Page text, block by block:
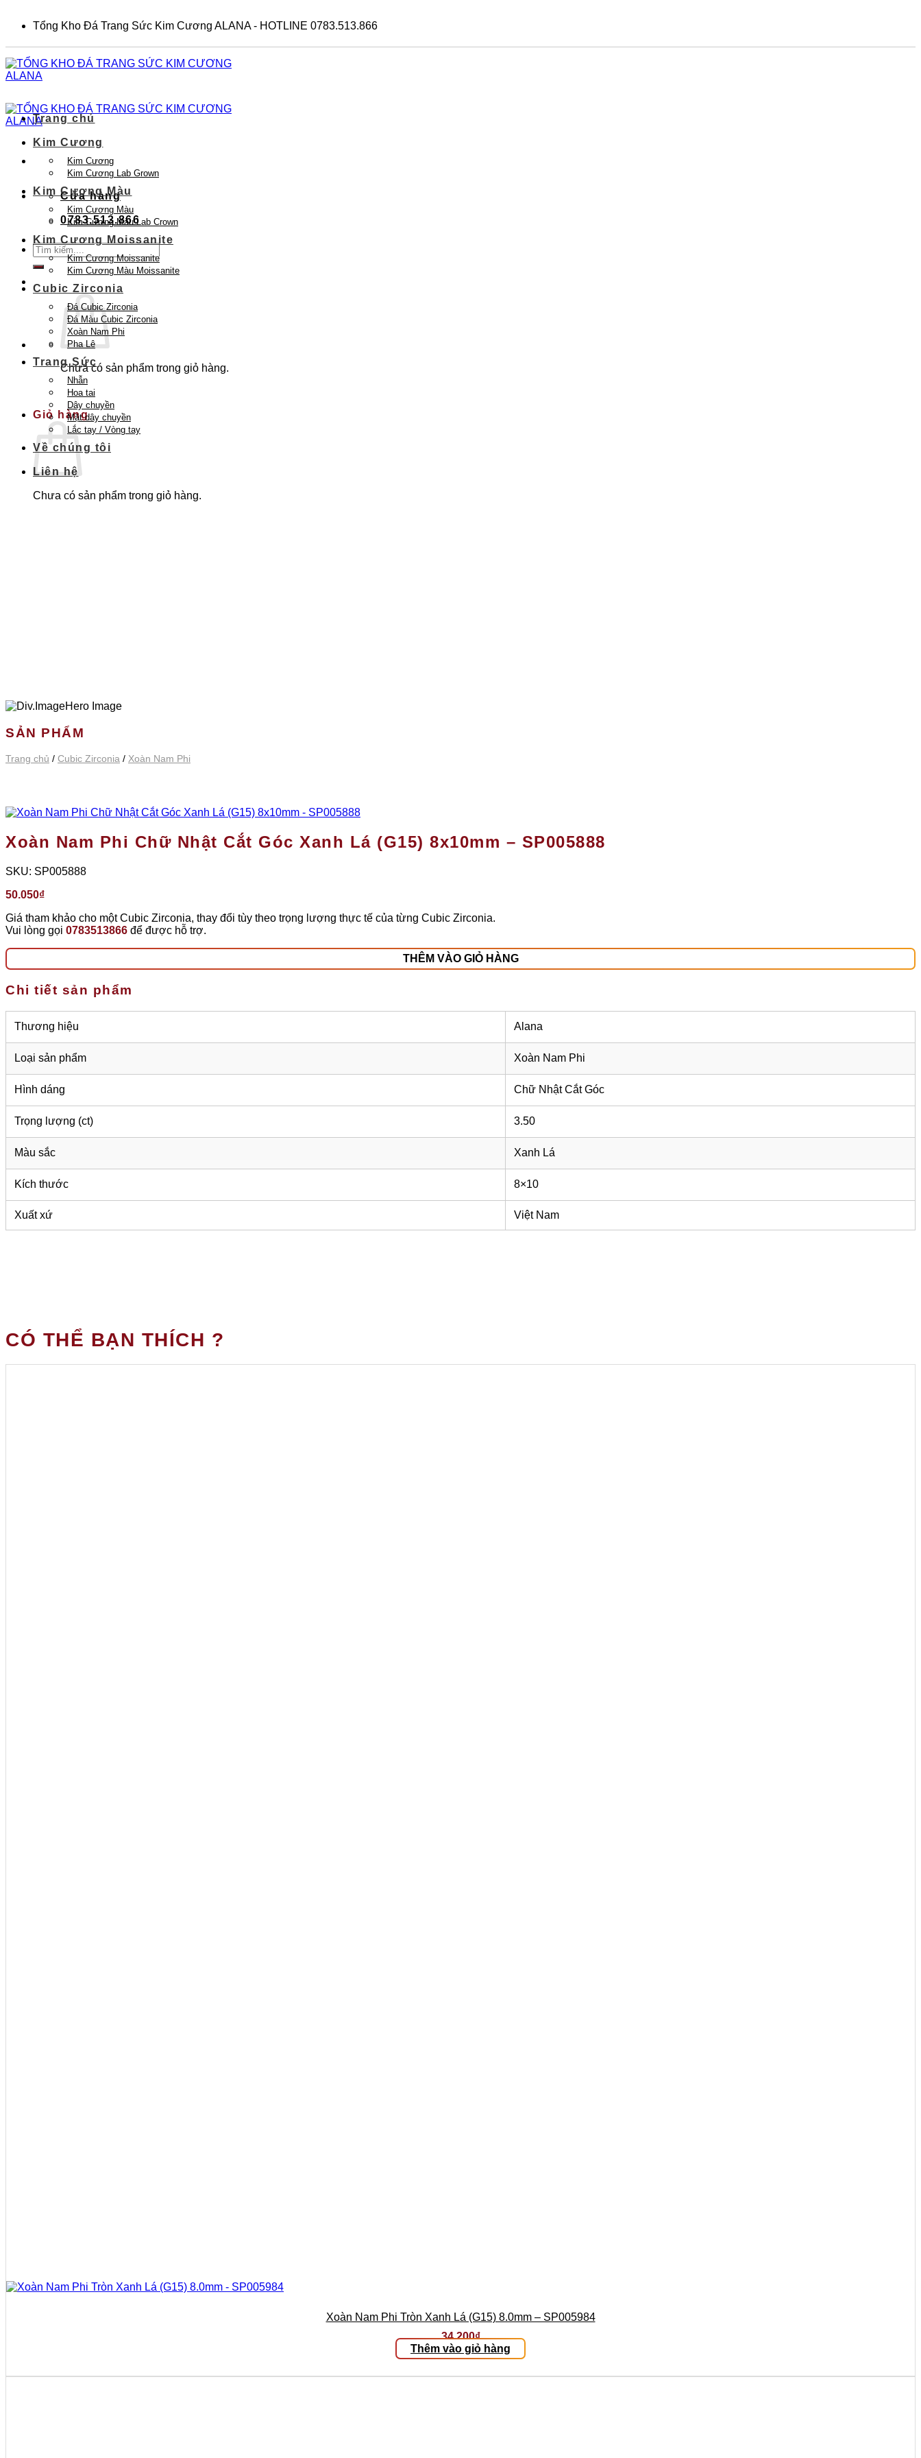
Tổng Kho Đá Trang Sức Kim Cương ALANA - HOTLINE 0783.513.866
Cửa hàng
0783.513.866
Tìm
kiếm:
Chưa có sản phẩm trong giỏ hàng.
Quay trở lại cửa hàng
Giỏ hàng
Chưa có sản phẩm trong giỏ hàng.
Trang chủ
Kim Cương
Kim Cương
Kim Cương Lab Grown
Kim Cương Màu
Kim Cương Màu
Kim Cương Màu Lab Crown
Kim Cương Moissanite
Kim Cương Moissanite
Kim Cương Màu Moissanite
Cubic Zirconia
Đá Cubic Zirconia
Đá Màu Cubic Zirconia
Xoàn Nam Phi
Pha Lê
Trang Sức
Nhẫn
Hoa tai
Dây chuyền
Mặt dây chuyền
Lắc tay / Vòng tay
Về chúng tôi
Liên hệ
SẢN PHẨM
Trang chủ / Cubic Zirconia / Xoàn Nam Phi
Xoàn Nam Phi Chữ Nhật Cắt Góc Xanh Lá (G15) 8x10mm – SP005888
SKU: SP005888
50.050₫
Giá tham khảo cho một Cubic Zirconia, thay đổi tùy theo trọng lượng thực tế của từng Cubic Zirconia.
Vui lòng gọi 0783513866 để được hỗ trợ.
THÊM VÀO GIỎ HÀNG
Chi tiết sản phẩm
Thương hiệu Alana
Loại sản phẩm Xoàn Nam Phi
Hình dáng Chữ Nhật Cắt Góc
Trọng lượng (ct) 3.50
Màu sắc Xanh Lá
Kích thước 8×10
Xuất xứ Việt Nam
CÓ THỂ BẠN THÍCH ?
Xoàn Nam Phi Tròn Xanh Lá (G15) 8.0mm – SP005984
34.200₫
Thêm vào giỏ hàng